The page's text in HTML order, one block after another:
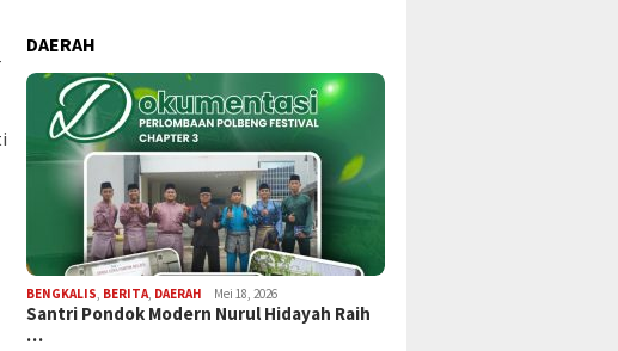
DAERAH
BENGKALIS BERITA DAERAH Mei 18, 2026
Santri Pondok Modern Nurul Hidayah Raih
…